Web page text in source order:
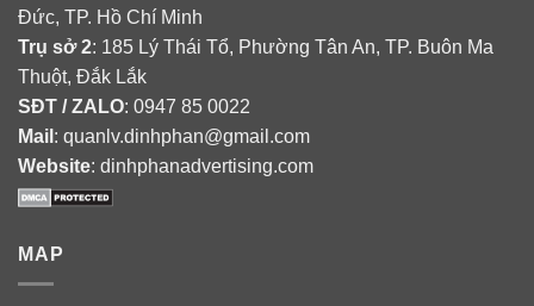
Đức, TP. Hồ Chí Minh
Trụ sở 2: 185 Lý Thái Tổ, Phường Tân An, TP. Buôn Ma
Thuột, Đắk Lắk
SĐT / ZALO: 0947 85 0022
Mail : quanlv.dinhphan@gmail.com
Website: dinhphanadvertising.com
MAP